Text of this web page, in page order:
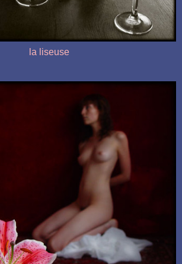
la liseuse